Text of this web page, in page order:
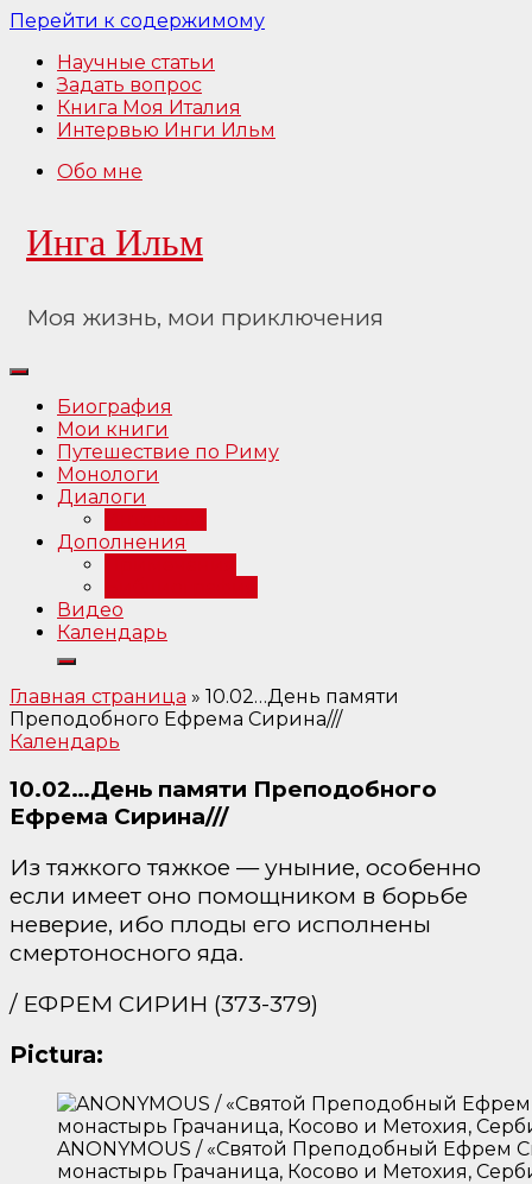
Перейти к содержимому
Научные статьи
Задать вопрос
Книга Моя Италия
Интервью Инги Ильм
Обо мне
Инга Ильм
Моя жизнь, мои приключения
Биография
Мои книги
Путешествие по Риму
Монологи
Диалоги
Дополнения
Видео
Календарь
Главная страница » 10.02…День памяти
Преподобного Ефрема Сирина///
Календарь
10.02…День памяти Преподобного
Ефрема Сирина///
Из тяжкого тяжкое — уныние, особенно
если имеет оно помощником в борьбе
неверие, ибо плоды его исполнены
смертоносного яда.
/ ЕФРЕМ СИРИН (373-379)
Pictura:
ANONYMOUS / «Святой Преподобный Ефрем
монастырь Грачаница, Косово и Метохия,